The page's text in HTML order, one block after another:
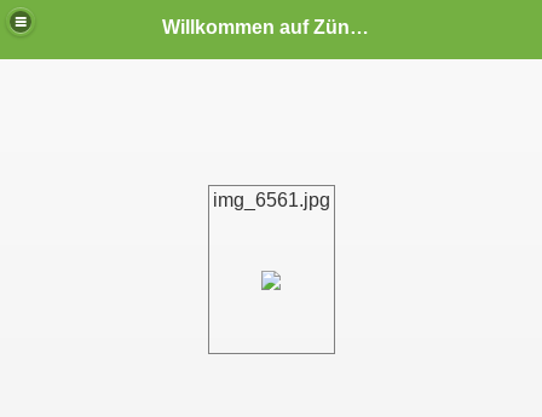
Willkommen auf Zündapp-Colonia
img_6561.jpg